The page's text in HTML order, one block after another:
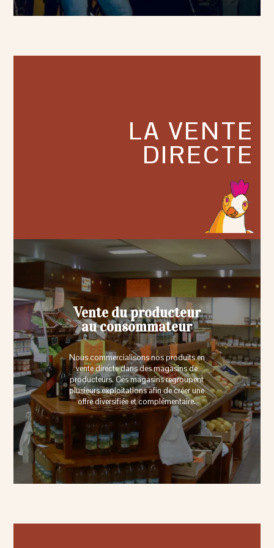
LA VENTE
DIRECTE
Vente du producteur
au consommateur
Nous commercialisons nos produits en
vente directe dans des magasins de
producteurs. Ces magasins regroupent
plusieurs exploitations afin de créer une
offre diversifiée et complémentaire.